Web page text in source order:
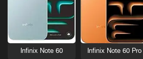
Infinix Note 60 Pro
Infinix Note 60